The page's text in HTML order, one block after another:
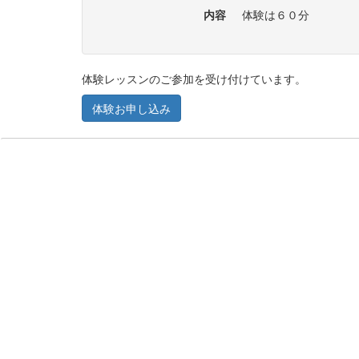
内容
体験は６０分
体験レッスンのご参加を受け付けています。
体験お申し込み